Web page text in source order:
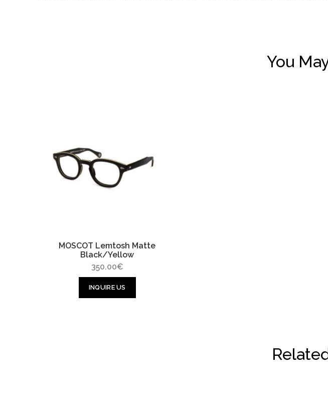
You
MOSCOT Lemtosh Matte
Black/Yellow
350.00€
INQUIRE US